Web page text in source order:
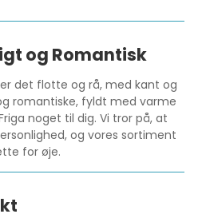
og Romantisk
det flotte og rå, med kant og
romantiske, fyldt med varme
noget til dig. Vi tror på, at
og vores sortiment
for øje.